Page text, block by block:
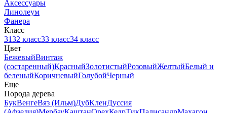
Аксессуары
Линолеум
Фанера
Класс
3132 класс33 класс34 класс
Цвет
БежевыйВинтаж
(состаренный)КрасныйЗолотистыйРозовыйЖелтыйБелый и
беленыйКоричневыйГолубойЧерный
Еще
Порода дерева
БукВенгеВяз (Ильм)ДубКленДуссия